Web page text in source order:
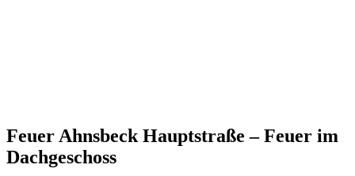
Feuer Ahnsbeck Hauptstraße – Feuer im
Dachgeschoss